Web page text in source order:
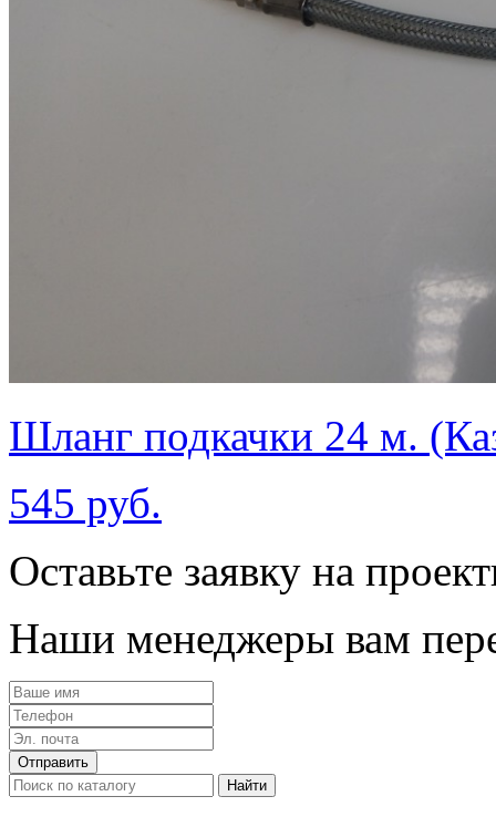
Шланг подкачки 24 м.
545 руб.
Оставьте заявку на
Наши менеджеры вам